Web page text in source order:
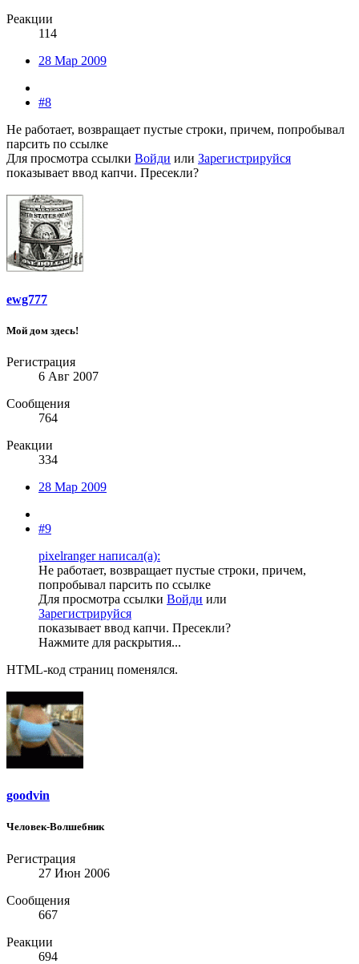
Реакции
114
28 Мар 2009
#8
Не работает, возвращает пустые строки, причем, попробывал
парсить по ссылке
Для просмотра ссылки Войди или Зарегистрируйся
показывает ввод капчи. Пресекли?
ewg777
Мой дом здесь!
Регистрация
6 Авг 2007
Сообщения
764
Реакции
334
28 Мар 2009
#9
pixelranger написал(а):
Не работает, возвращает пустые строки, причем,
попробывал парсить по ссылке
Для просмотра ссылки Войди или
Зарегистрируйся
показывает ввод капчи. Пресекли?
Нажмите для раскрытия...
HTML-код страниц поменялся.
goodvin
Человек-Волшебник
Регистрация
27 Июн 2006
Сообщения
667
Реакции
694